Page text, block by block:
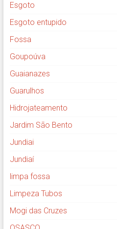
Esgoto
Esgoto entupido
Fossa
Goupoúva
Guaianazes
Guarulhos
Hidrojateamento
Jardim São Bento
Jundiai
Jundiaí
limpa fossa
Limpeza Tubos
Mogi das Cruzes